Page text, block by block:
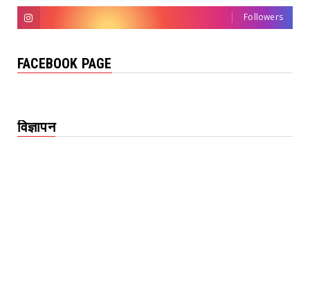
Followers
FACEBOOK PAGE
विज्ञापन